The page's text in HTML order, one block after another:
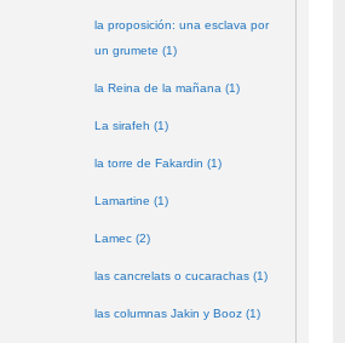
la proposición: una esclava por
un grumete (1)
la Reina de la mañana (1)
La sirafeh (1)
la torre de Fakardin (1)
Lamartine (1)
Lamec (2)
las cancrelats o cucarachas (1)
las columnas Jakin y Booz (1)